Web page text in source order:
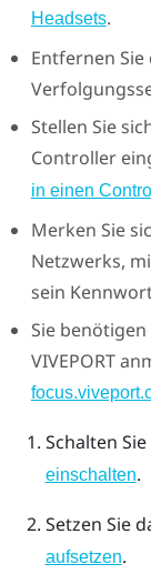
Headsets.
Entfernen
Stellen Sie
Controller
in einen
Merken Sie
Netzwerks,
sein
Sie benötigen
VIVEPORT
Schalten
einschalten.
Setzen Sie
aufsetzen.